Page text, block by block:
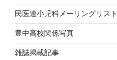
民医連小児科メーリングリスト
豊中高校関係写真
雑誌掲載記事